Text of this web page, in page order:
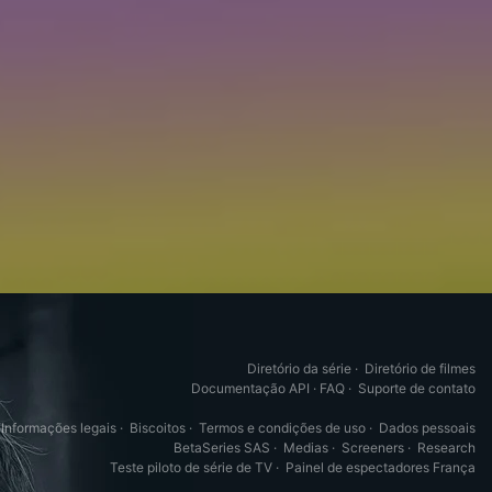
Diretório da série · Diretório de filmes
Documentação API · FAQ · Suporte de contato
Informações legais · Biscoitos · Termos e condições de uso · Dados pessoais
BetaSeries SAS · Medias · Screeners · Research
Teste piloto de série de TV · Painel de espectadores França